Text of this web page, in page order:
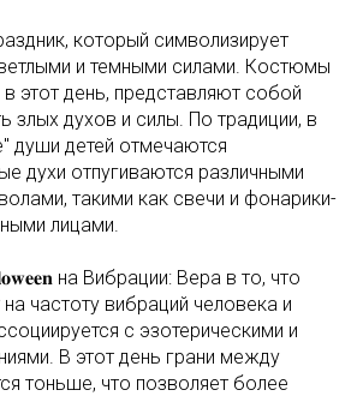
который символизирует
и темными силами. Костюмы
этот день, представляют собой
злых духов и силы. По традиции, в
души детей отмечаются
духи отпугиваются различными
такими как свечи и фонарики-
лицами.
на Вибрации: Вера в то, что
частоту вибраций человека и
с эзотерическими и
В этот день грани между
тоньше, что позволяет более